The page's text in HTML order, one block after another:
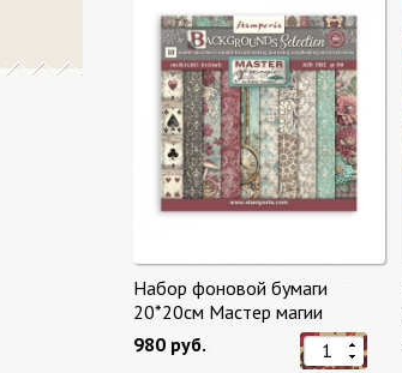
Набор фоновой бумаги
20*20см Мастер магии
"Master of Magic" 10 листов +
бонус от Stamperia
980 руб.